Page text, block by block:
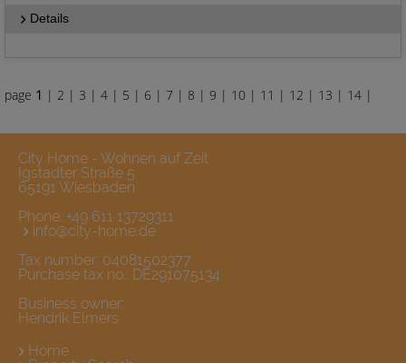
Details
page 1 | 2 | 3 | 4 | 5 | 6 | 7 | 8 | 9 | 10 | 11 | 12 | 13 | 14 |
City Home - Wohnen auf Zeit
Igstadter Straße 5
65191 Wiesbaden
Phone: +49 611 13729311
info@city-home.de
Tax number: 04081502377
Purchase tax no.: DE291075134
Business owner:
Hendrik Elmers
Home